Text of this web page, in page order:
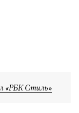
«РБК Стиль»